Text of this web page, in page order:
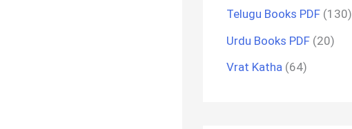
Telugu Books PDF (130)
Urdu Books PDF (20)
Vrat Katha (64)